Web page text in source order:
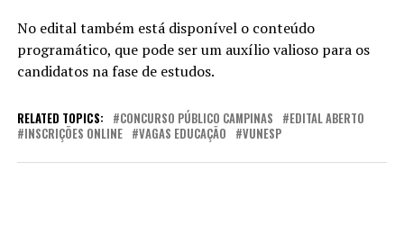
No edital também está disponível o conteúdo
programático, que pode ser um auxílio valioso para os
candidatos na fase de estudos.
RELATED TOPICS: CONCURSO PÚBLICO CAMPINAS
EDITAL ABERTO
INSCRIÇÕES ONLINE
VAGAS EDUCAÇÃO VUNESP